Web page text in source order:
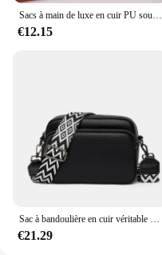
Sacs à main de luxe en cuir PU souple pour femmes, sacs à bandoulière initiés, sacs à main de créateurs, haute qualité, 2024
€12.15
Sac à bandoulière en cuir véritable pour femme, 100% cuir véritable, sacs initiés, sac à main de créateur de luxe, sac messager solide, sac fourre-tout pour femme, 2023
€21.29